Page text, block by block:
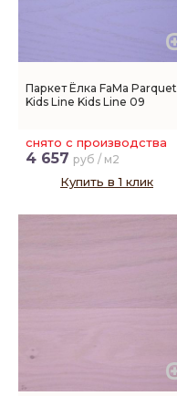
Паркет Ёлка FaMa Parquet
Kids Line Kids Line 09
снято с производства
4 657 руб / м2
Купить в 1 клик